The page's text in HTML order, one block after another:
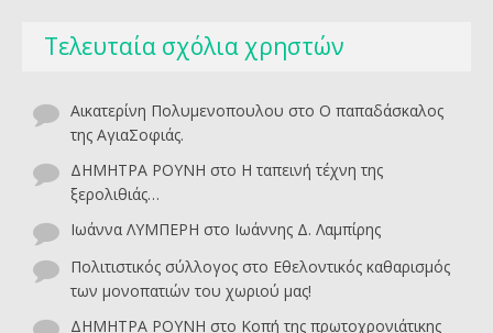
Τελευταία σχόλια χρηστών
Αικατερίνη Πολυμενοπουλου στο O παπαδάσκαλος
της ΑγιαΣοφιάς.
ΔΗΜΗΤΡΑ ΡΟΥΝΗ στο Η ταπεινή τέχνη της
ξερολιθιάς…
Ιωάννα ΛΥΜΠΕΡΗ στο Ιωάννης Δ. Λαμπίρης
Πολιτιστικός σύλλογος στο Εθελοντικός καθαρισμός
των μονοπατιών του χωριού μας!
ΔΗΜΗΤΡΑ ΡΟΥΝΗ στο Κοπή της πρωτοχρονιάτικης